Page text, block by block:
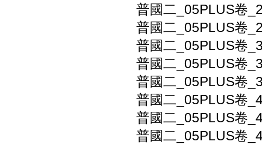
普國二_05PLUS卷
普國二_05PLUS卷
普國二_05PLUS卷
普國二_05PLUS卷
普國二_05PLUS卷
普國二_05PLUS卷
普國二_05PLUS卷
普國二_05PLUS卷